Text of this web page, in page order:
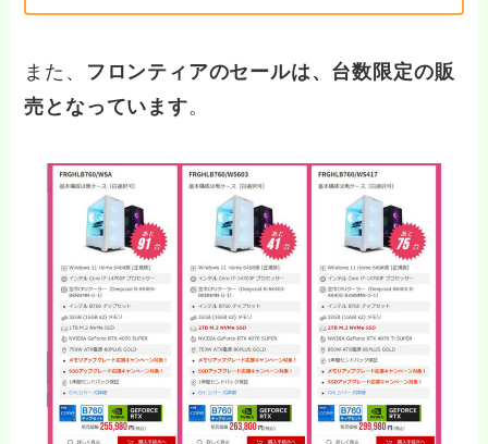
また、
フロンティアのセールは、台数限定の販
売となっています。